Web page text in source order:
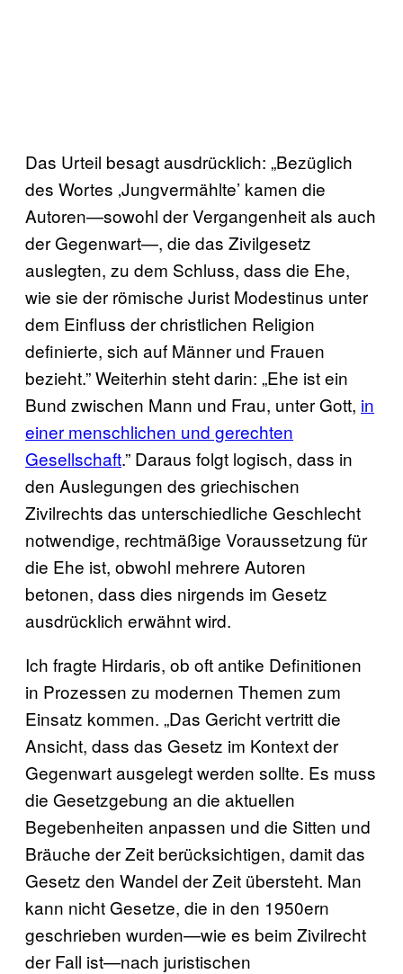
Das Urteil besagt ausdrücklich: „Bezüglich
des Wortes ‚Jungvermählte’ kamen die
Autoren—sowohl der Vergangenheit als auch
der Gegenwart—, die das Zivilgesetz
auslegten, zu dem Schluss, dass die Ehe,
wie sie der römische Jurist Modestinus unter
dem Einfluss der christlichen Religion
definierte, sich auf Männer und Frauen
bezieht.” Weiterhin steht darin: „Ehe ist ein
Bund zwischen Mann und Frau, unter Gott, in
einer menschlichen und gerechten
Gesellschaft.” Daraus folgt logisch, dass in
den Auslegungen des griechischen
Zivilrechts das unterschiedliche Geschlecht
notwendige, rechtmäßige Voraussetzung für
die Ehe ist, obwohl mehrere Autoren
betonen, dass dies nirgends im Gesetz
ausdrücklich erwähnt wird.
Ich fragte Hirdaris, ob oft antike Definitionen
in Prozessen zu modernen Themen zum
Einsatz kommen. „Das Gericht vertritt die
Ansicht, dass das Gesetz im Kontext der
Gegenwart ausgelegt werden sollte. Es muss
die Gesetzgebung an die aktuellen
Begebenheiten anpassen und die Sitten und
Bräuche der Zeit berücksichtigen, damit das
Gesetz den Wandel der Zeit übersteht. Man
kann nicht Gesetze, die in den 1950ern
geschrieben wurden—wie es beim Zivilrecht
der Fall ist—nach juristischen